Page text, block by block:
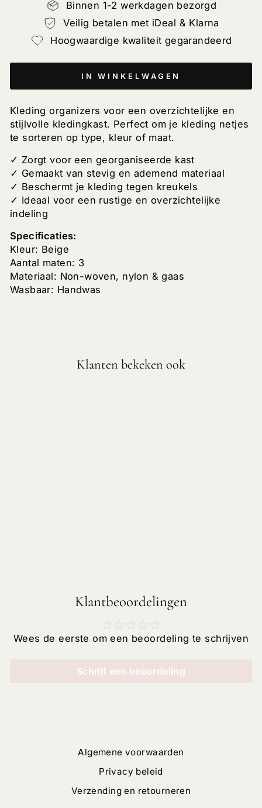
Binnen 1-2 werkdagen bezorgd
Veilig betalen met iDeal & Klarna
Hoogwaardige kwaliteit gegarandeerd
IN WINKELWAGEN
Kleding organizers voor een overzichtelijke en
stijlvolle kledingkast. Perfect om je kleding netjes
te sorteren op type, kleur of maat.
✓ Zorgt voor een georganiseerde kast
✓ Gemaakt van stevig en ademend materiaal
✓ Beschermt je kleding tegen kreukels
✓ Ideaal voor een rustige en overzichtelijke
indeling
Specificaties:
Kleur: Beige
Aantal maten: 3
Materiaal: Non-woven, nylon & gaas
Wasbaar: Handwas
Klanten bekeken ook
Klantbeoordelingen
Wees de eerste om een beoordeling te schrijven
Schrijf een beoordeling
Algemene voorwaarden
Privacy beleid
Verzending en retourneren